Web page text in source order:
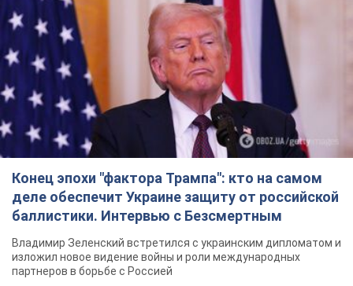
Конец эпохи "фактора Трампа": кто на самом
деле обеспечит Украине защиту от российской
баллистики. Интервью с Безсмертным
Владимир Зеленский встретился с украинским дипломатом и
изложил новое видение войны и роли международных
партнеров в борьбе с Россией